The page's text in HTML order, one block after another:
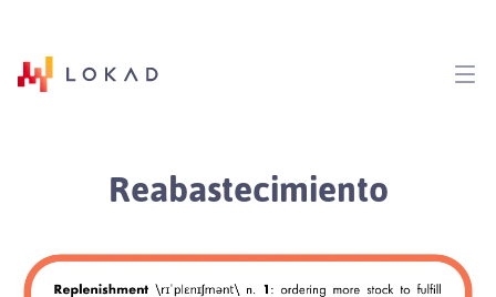
Reabastecimiento